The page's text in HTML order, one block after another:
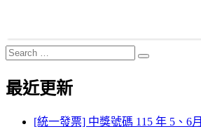
Search
for:
Search
最近更新
[統一發票] 中獎號碼 115 年 5、6月